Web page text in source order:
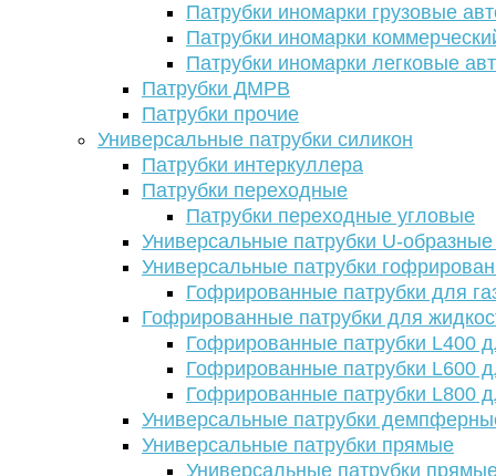
Патрубки иномарки грузовые
Патрубки иномарки
Патрубки иномарки легковые
Патрубки ДМРВ
Патрубки прочие
Универсальные патрубки силикон
Патрубки интеркуллера
Патрубки переходные
Патрубки переходные угловые
Универсальные патрубки U-
Универсальные патрубки
Гофрированные патрубки для
Гофрированные патрубки для
Гофрированные патрубки L400
Гофрированные патрубки L600
Гофрированные патрубки L800
Универсальные патрубки
Универсальные патрубки прямые
Универсальные патрубки